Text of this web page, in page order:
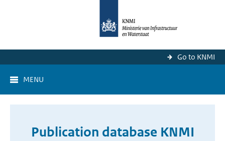
Go to KNMI
MENU
Publication database KNMI